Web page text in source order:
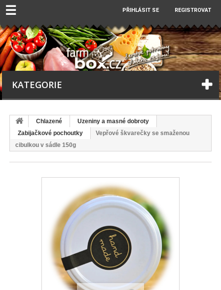
☰ PŘIHLÁSIT SE REGISTROVAT
KATEGORIE
Chlazené
Uzeniny a masné dobroty
Zabijačkové pochoutky
Vepřové škvarečky se smaženou
cibulkou v sádle 150g